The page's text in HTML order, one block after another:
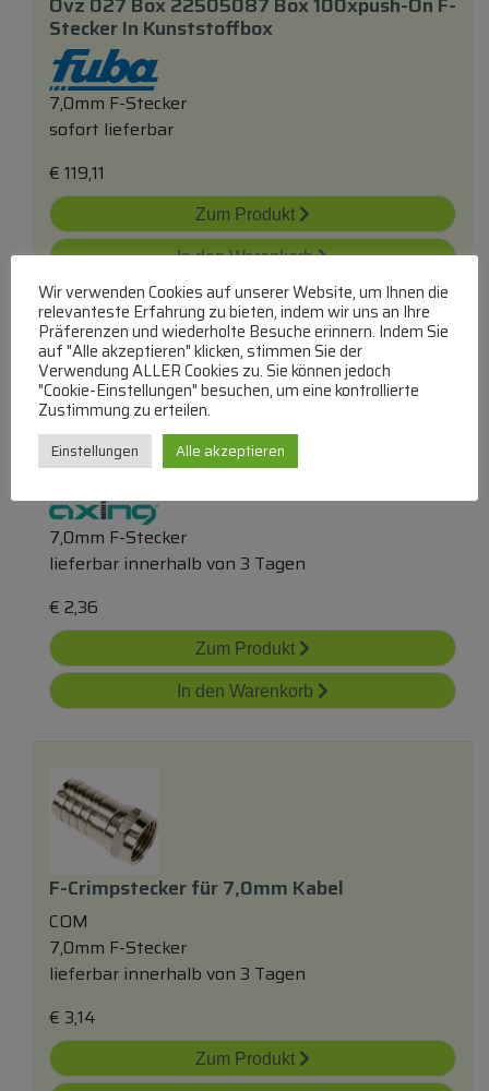
Stecker In Kunststoffbox
7,0mm F-Stecker
sofort lieferbar
€ 119,11
Zum Produkt
In den Warenkorb
Cfs 0-02 Cfs00002 F-Stecker 7,0mm
Dichtring Cfs0-02
7,0mm F-Stecker
lieferbar innerhalb von 3 Tagen
€ 2,36
Zum Produkt
In den Warenkorb
F-Crimpsteckerfür7,0mm Kabel
COM
7,0mm F-Stecker
lieferbar innerhalb von 3 Tagen
€ 3,14
Zum Produkt
Wir verwenden Cookies auf unserer Website, um Ihnen die
relevanteste Erfahrung zu bieten, indem wir uns an Ihre
Präferenzen und wiederholte Besuche erinnern. Indem Sie
auf "Alle akzeptieren" klicken, stimmen Sie der
Verwendung ALLER Cookies zu. Sie können jedoch
"Cookie-Einstellungen" besuchen, um eine kontrollierte
Zustimmung zu erteilen.
Einstellungen Alle akzeptieren